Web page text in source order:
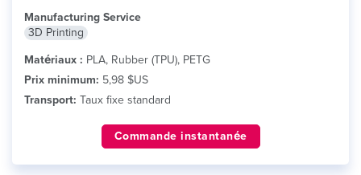
Manufacturing Service
3D Printing
Matériaux : PLA, Rubber (TPU), PETG
Prix minimum: 5,98 $US
Transport: Taux fixe standard
Commande instantanée